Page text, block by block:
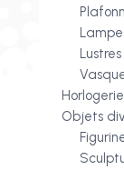
Lustres
Horlogerie
Objets